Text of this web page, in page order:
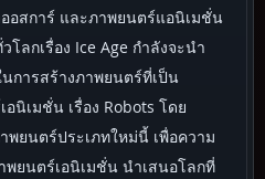
ออสการ์ และภาพยนตร์แอนิเมชั่น
โลกเรื่อง Ice Age กำลังจะนำ
การสร้างภาพยนตร์ที่เป็น
นิเมชั่น เรื่อง Robots โดย
พยนตร์ประเภทใหม่นี้ เพื่อความ
พยนตร์เอนิเมชั่น นำเสนอโลกที่